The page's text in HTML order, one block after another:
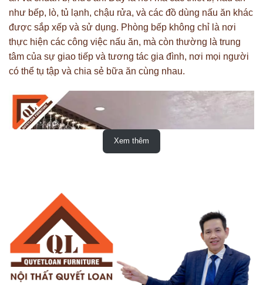
như bếp, lò, tủ lạnh, chậu rửa, và các đồ dùng nấu ăn khác
được sắp xếp và sử dụng. Phòng bếp không chỉ là nơi
thực hiện các công việc nấu ăn, mà còn thường là trung
tâm của sự giao tiếp và tương tác gia đình, nơi mọi người
có thể tụ tập và chia sẻ bữa ăn cùng nhau.
Xem thêm